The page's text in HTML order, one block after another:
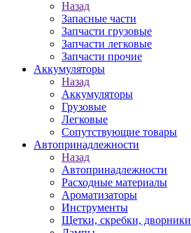
Назад
Запасные части
Запчасти грузовые
Запчасти легковые
Запчасти прочие
Аккумуляторы
Назад
Аккумуляторы
Грузовые
Легковые
Сопутствующие товары
Автопринадлежности
Назад
Автопринадлежности
Расходные материалы
Ароматизаторы
Инструменты
Щетки, скребки, дворники